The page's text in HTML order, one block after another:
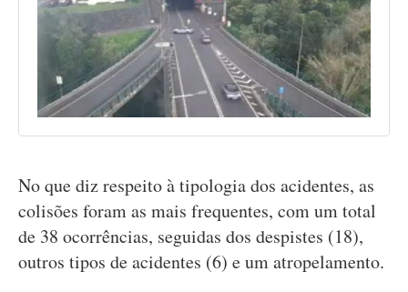
No que diz respeito à tipologia dos acidentes, as
colisões foram as mais frequentes, com um total
de 38 ocorrências, seguidas dos despistes (18),
outros tipos de acidentes (6) e um atropelamento.